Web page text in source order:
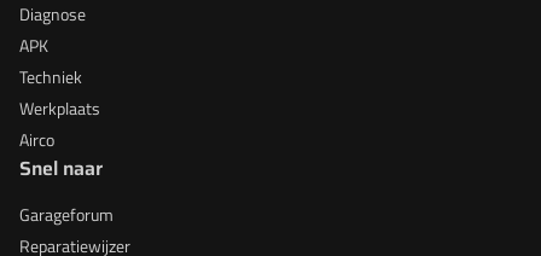
Diagnose
APK
Techniek
Werkplaats
Airco
Snel naar
Garageforum
Reparatiewijzer